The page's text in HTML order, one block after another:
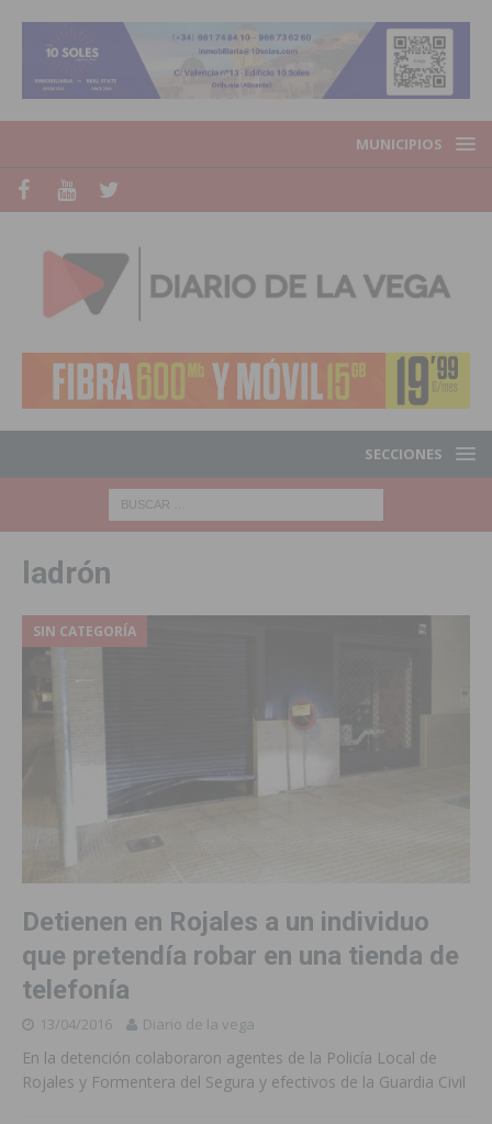
MUNICIPIOS
SECCIONES
ladrón
SIN CATEGORÍA
Detienen en Rojales a un individuo
que pretendía robar en una tienda de
telefonía
13/04/2016 Diario de la vega
En la detención colaboraron agentes de la Policía Local de
Rojales y Formentera del Segura y efectivos de la Guardia Civil